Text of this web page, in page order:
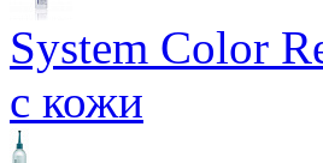
System Color
с кожи